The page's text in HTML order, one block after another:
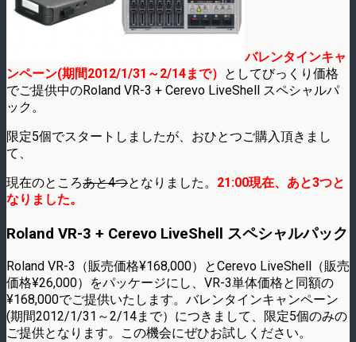
バレンタインキャ
ンペーン(期間2012/1/31～2/14まで） としてびっくり価格
でご提供中のRoland VR-3 + Cerevo LiveShell スペシャルパ
ック。
限定5個でスタートしましたが、おひとつご購入頂きまし
て、
現在のところあと4つとなりました。 21:00現在、あと3つと
なりました。
Roland VR-3 + Cerevo LiveShell スペシャルパック
Roland VR-3（販売価格¥168,000）とCerevo LiveShell（販売
価格¥26,000）をパッケージにし、VR-3単体価格と同額の
¥168,000でご提供いたします。バレンタインキャンペーン
(期間2012/1/31～2/14まで）につきまして、限定5個のみの
ご提供となります。この機会にぜひお試しください。